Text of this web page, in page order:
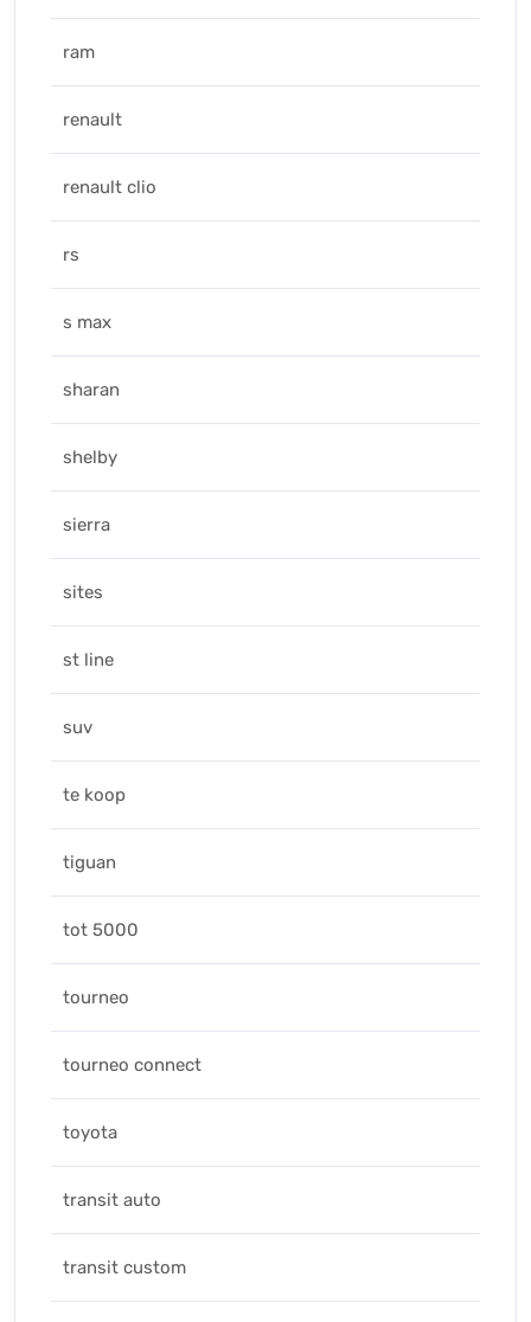
ram
renault
renault clio
rs
s max
sharan
shelby
sierra
sites
st line
suv
te koop
tiguan
tot 5000
tourneo
tourneo connect
toyota
transit auto
transit custom